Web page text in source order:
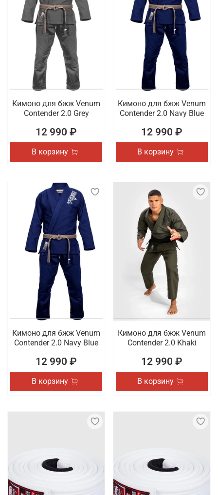
Кимоно для бжж Venum
Contender 2.0 Grey
12 990 ₽
В корзину
Кимоно для бжж Venum
Contender 2.0 Navy Blue
12 990 ₽
В корзину
Кимоно для бжж Venum
Contender 2.0 Navy Blue
12 990 ₽
В корзину
Кимоно для бжж Venum
Contender 2.0 Khaki
12 990 ₽
В корзину